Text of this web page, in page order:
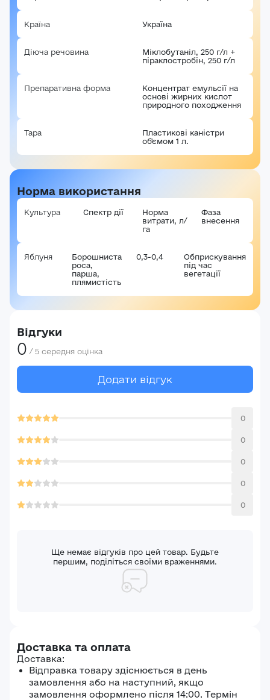
Країна Україна
Діюча речовина
Міклобутаніл, 250 г/л +
піраклостробін, 250 г/л
Препаративна форма
Концентрат емульсії на
основі жирних кислот
природного походження
Тара
Пластикові каністри
об'ємом 1 л.
Норма використання
Культура Спектр дії
Норма
витрати, л/
га
Фаза
внесення
Яблуня
Борошниста
роса,
парша,
плямистість
0,3-0,4
Обприскування
під час
вегетації
Відгуки
0 / 5 середня оцінка
Додати відгук
0
0
0
0
0
Ще немає відгуків про цей товар. Будьте
першим, поділіться своїми враженнями.
Доставка та оплата
Доставка:
Відправка товару здіснюється в день
замовлення або на наступний, якщо
замовлення оформлено після 14:00. Термін
Ваша оцінка
Авторизація
Забули пароль? Реєстрація
Увійти